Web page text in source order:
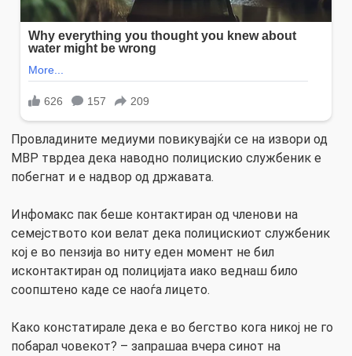
Провладините медиуми повикувајќи се на извори од
МВР тврдеа дека наводно полицискио службеник е
побегнат и е надвор од државата.
Инфомакс пак беше контактиран од членови на
семејството кои велат дека полицискиот службеник
кој е во пензија во ниту еден момент не бил
исконтактиран од полицијата иако веднаш било
соопштено каде се наоѓа лицето.
Како констатирале дека е во бегство кога никој не го
побарал човекот? – запрашаа вчера синот на